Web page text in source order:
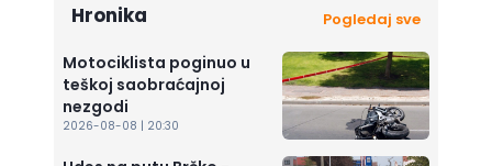
Hronika Pogledaj sve
Motociklista poginuo u
teškoj saobraćajnoj
nezgodi
2026-08-08 | 20:30